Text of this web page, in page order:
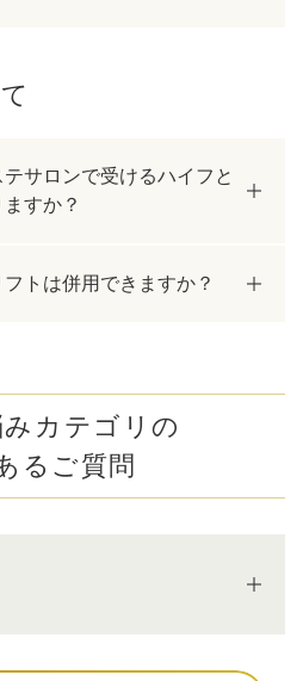
サロンで受けるハイフと
すか？
トは併用できますか？
カテゴリの
るご質問